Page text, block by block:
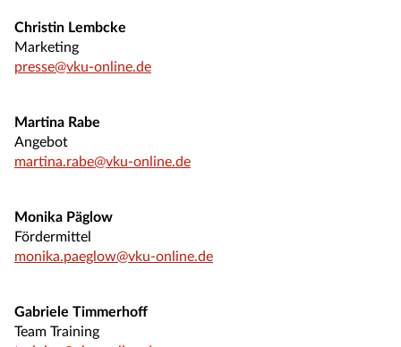
Christin Lembcke
Marketing
presse@vku-online.de
Martina Rabe
Angebot
martina.rabe@vku-online.de
Monika Päglow
Fördermittel
monika.paeglow@vku-online.de
Gabriele Timmerhoff
Team Training